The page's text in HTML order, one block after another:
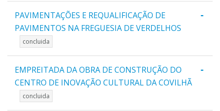
-
PAVIMENTAÇÕES E REQUALIFICAÇÃO DE
PAVIMENTOS NA FREGUESIA DE VERDELHOS
concluida
-
EMPREITADA DA OBRA DE CONSTRUÇÃO DO
CENTRO DE INOVAÇÃO CULTURAL DA COVILHÃ
concluida